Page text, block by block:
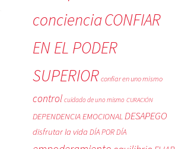
concienciaCONFIAR
EN EL PODER
SUPERIOR confiar en uno mismo
control cuidado de uno mismo CURACIÓN
DEPENDENCIA EMOCIONALDESAPEGO
disfrutar la vida DÍA POR DÍA